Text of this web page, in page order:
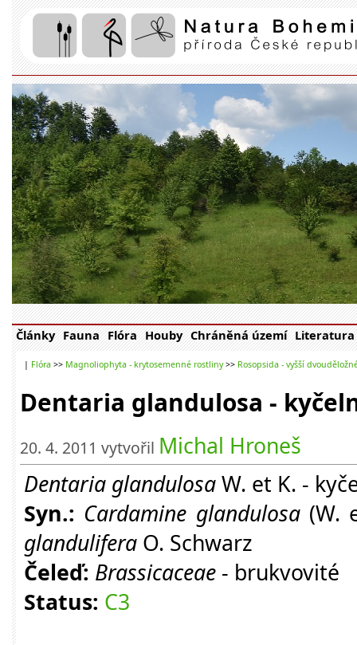
Články Fauna Flóra Houby Chráněná území Literatura
| Flóra >> Magnoliophyta - krytosemenné rostliny>> Rosopsida - vyšší
Dentaria glandulosa -
20. 4. 2011 vytvořil Michal Hroneš
Dentaria glandulosaW. et K. -
Syn.: Cardamine glandulosa(W.
glandulifera O. Schwarz
Čeleď: Brassicaceae - brukvovité
Status: C3